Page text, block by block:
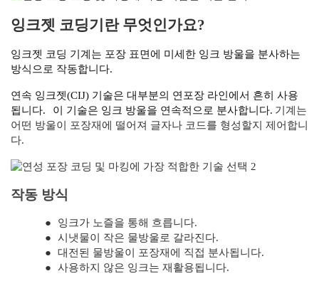
잉크젯 코딩기란 무엇인가요?
잉크젯 코딩 기계는 포장 표면에 미세한 잉크 방울을 분사하는
방식으로 작동합니다.
연속 잉크젯(CIJ) 기술은 대부분의 연포장 라인에서 흔히 사용
됩니다.
이 기술은 잉크 방울을 연속적으로 분사합니다. 기계는
어떤 방울이 포장재에 떨어져 글자나 코드를 형성할지 제어합니
다.
작동 방식
●
잉크가 노즐을 통해 흐릅니다.
●
시냇물이 작은 물방울로 갈라진다.
●
대전된 물방울이 포장재에 직접 분사됩니다.
●
사용하지 않은 잉크는 재활용됩니다.